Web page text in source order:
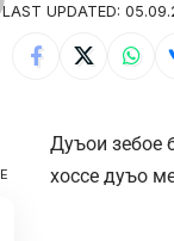
LAST UPDATED:
Дуъои зебое
хоссе дуъо